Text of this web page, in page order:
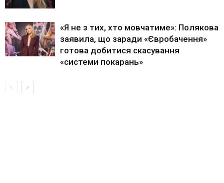
«Я не з тих, хто мовчатиме»: Полякова
заявила, що заради «Євробачення»
готова добитися скасування
«системи покарань»